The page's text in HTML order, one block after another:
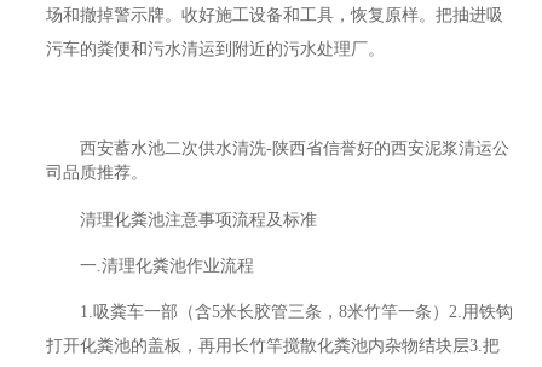
场和撤掉警示牌。收好施工设备和工具，恢复原样。把抽进吸
污车的粪便和污水清运到附近的污水处理厂。
西安蓄水池二次供水清洗-陕西省信誉好的西安泥浆清运公
司品质推荐。
清理化粪池注意事项流程及标准
一.清理化粪池作业流程
1.吸粪车一部（含5米长胶管三条，8米竹竿一条）2.用铁钩
打开化粪池的盖板，再用长竹竿搅散化粪池内杂物结块层3.把